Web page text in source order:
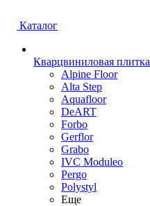
Каталог
Кварцвиниловая плитка
Alpine Floor
Alta Step
Aquafloor
DeART
Forbo
Gerflor
Grabo
IVC Moduleo
Pergo
Polystyl
Еще